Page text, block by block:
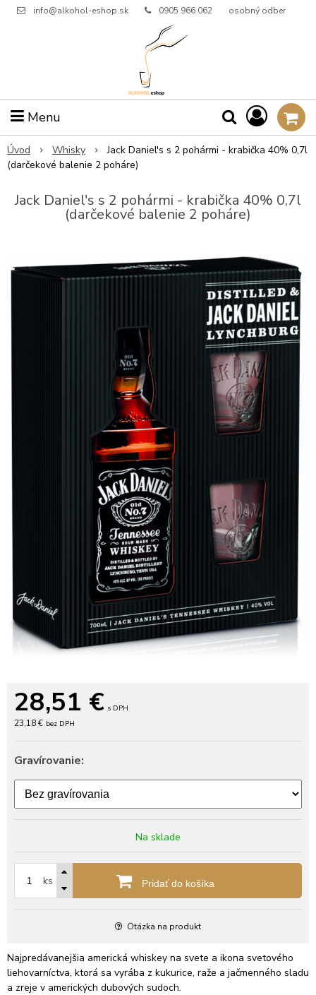
info@alkohol-eshop.sk 0905 966 062 osobný odber
Menu
Úvod Whisky
Jack Daniel's s 2 pohármi - krabička 40% 0,7l
(darčekové balenie 2 poháre)
Jack Daniel's s 2 pohármi - krabička 40% 0,7l
(darčekové balenie 2 poháre)
28,51 € s DPH
23,18 € bez DPH
Gravírovanie:
Na sklade
ks Pridať do košíka
Otázka na produkt
Najpredávanejšia americká whiskey na svete a ikona svetového
liehovarníctva, ktorá sa vyrába z kukurice, raže a jačmenného sladu
a zreje v amerických dubových sudoch.